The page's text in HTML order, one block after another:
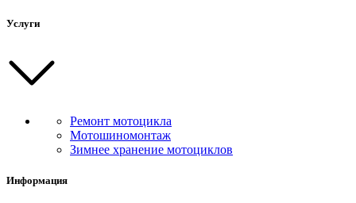
Услуги
Ремонт мотоцикла
Мотошиномонтаж
Зимнее хранение мотоциклов
Информация